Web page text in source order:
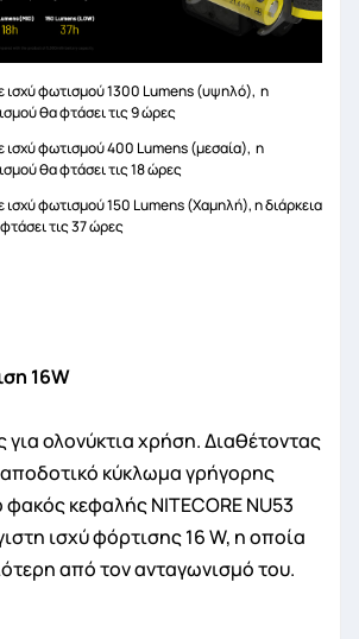
ισχύ φωτισμού 1300 Lumens (υψηλό), η
θα φτάσει τις 9 ώρες
ισχύ φωτισμού 400 Lumens (μεσαία), η
θα φτάσει τις 18 ώρες
ισχύ φωτισμού 150 Lumens (Χαμηλή), η διάρκεια
τις 37 ώρες
16W
ολονύκτια χρήση. Διαθέτοντας
αποδοτικό κύκλωμα γρήγορης
κεφαλής NITECORE NU53
ισχύ φόρτισης 16 W, η οποία
από τον ανταγωνισμό του.